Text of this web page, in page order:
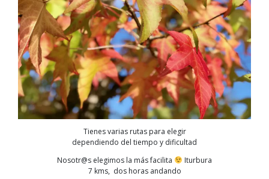
Tienes varias rutas para elegir
dependiendo del tiempo y dificultad
Nosotr@s elegimos la más facilita
Iturbura
7 kms, dos horas andando